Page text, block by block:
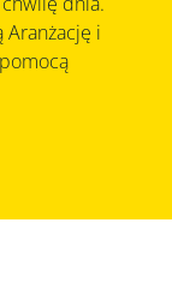
Aranżację i